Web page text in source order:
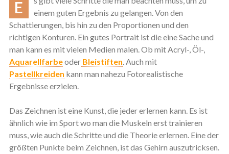
E
einem guten Ergebnis zu gelangen. Von den
Schattierungen, bis hin zu den Proportionen und den
richtigen Konturen. Ein gutes Portrait ist die eine Sache und
man kann es mit vielen Medien malen. Ob mit Acryl-, Öl-,
AquarellfarbeoderBleistiften. Auch mit
Pastellkreiden kann man nahezu Fotorealistische
Ergebnisse erzielen.
Das Zeichnen ist eine Kunst, die jeder erlernen kann. Es ist
ähnlich wie im Sport wo man die Muskeln erst trainieren
muss, wie auch die Schritte und die Theorie erlernen. Eine der
größten Punkte beim Zeichnen, ist das Gehirn auszutricksen.